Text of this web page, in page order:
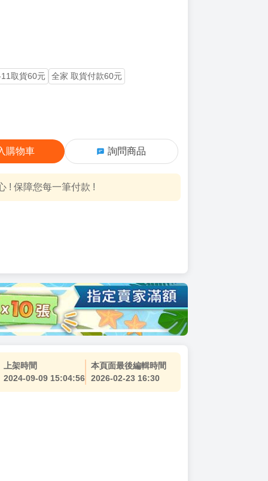
取貨60元
全家 取貨付款60元
購物車 詢問商品
! 保障您每一筆付款 !